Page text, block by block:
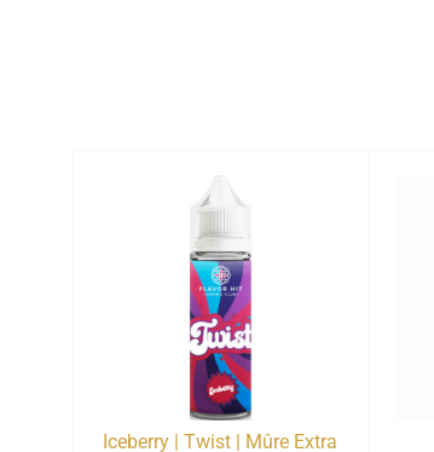
Iceberry | Twist | Mûre Extra